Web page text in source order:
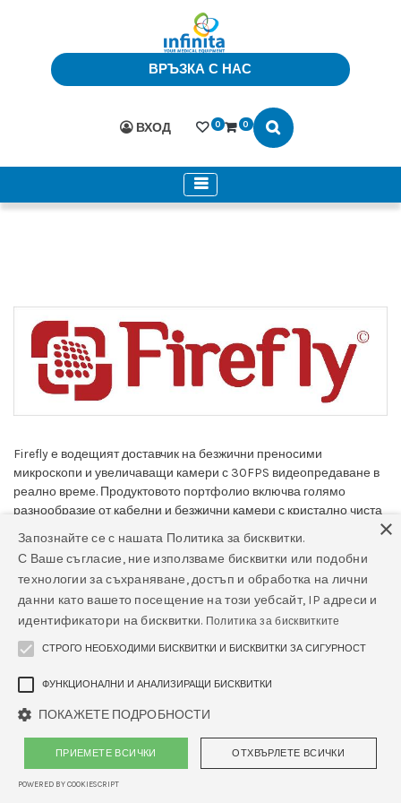
ВРЪЗКА С НАС
ВХОД 0 0
Firefly е водещият доставчик на безжични преносими
микроскопи и увеличаващи камери с 30FPS видеопредаване в
реално време. Продуктовото портфолио включва голямо
разнообразие от кабелни и безжични камери с кристално чиста
направления в медицината, включително аудиология, УНГ,
първична грижа, педиатрия, лабораторни науки, дерматология,
ветеринарна медицина и много други. Компанията има офиси в
Северна Америка, Европа и Азия.
Официален сайт на FIREFLY
×
Запознайте се с нашата Политика за бисквитки.
С Ваше съгласие, ние използваме бисквитки или подобни
технологии за съхраняване, достъп и обработка на лични
данни като вашето посещение на този уебсайт, IP адреси и
идентификатори на бисквитки. Политика за бисквитките
СТРОГО НЕОБХОДИМИ БИСКВИТКИ И БИСКВИТКИ ЗА СИГУРНОСТ
ФУНКЦИОНАЛНИ И АНАЛИЗИРАЩИ БИСКВИТКИ
ПОКАЖЕТЕ ПОДРОБНОСТИ
ПРИЕМЕТЕ ВСИЧКИ ОТХВЪРЛЕТЕ ВСИЧКИ
POWERED BY COOKIESCRIPT